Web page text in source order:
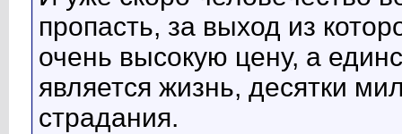
пропасть, за выход из
очень высокую цену, а
является жизнь, десятки
страдания.